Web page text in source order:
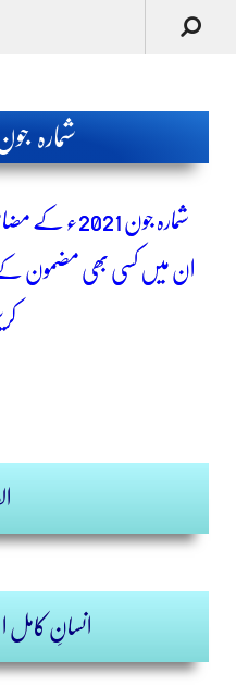
شمارہ جون۔
شمارہ جون 2021ء کے
ان میں کسی بھی مضمون
انسانِ کامل